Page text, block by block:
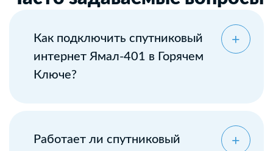
Как подключить спутниковый
интернет Ямал-401 в Горячем
Ключе?
Работает ли спутниковый